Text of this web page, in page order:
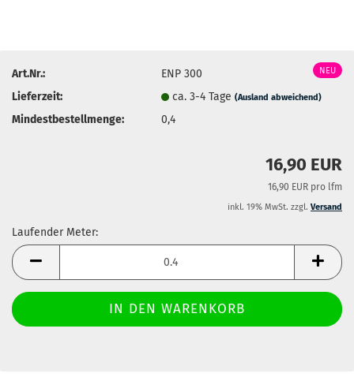
NEU
Art.Nr.:
ENP 300
Lieferzeit:
ca. 3-4 Tage(Ausland abweichend)
Mindestbestellmenge: 0,4
16,90 EUR
16,90 EUR pro lfm
inkl. 19% MwSt. zzgl. Versand
Laufender Meter:
Laufender
Meter